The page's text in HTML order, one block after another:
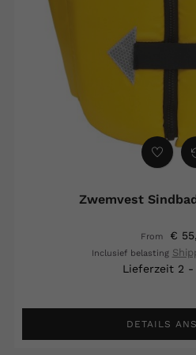
Zwemvest
From €
Inclusief belasting
Lieferzeit 2 -
DETAILS